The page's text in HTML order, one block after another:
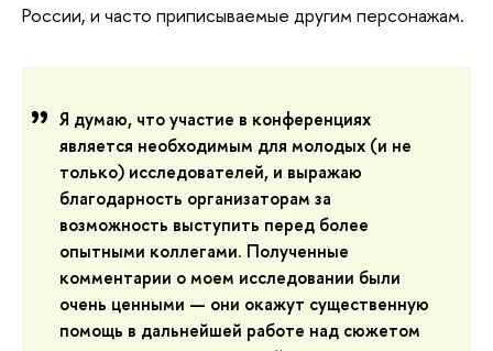
России, и часто приписываемые другим персонажам.
Я думаю, что участие в конференциях
является необходимым для молодых (и не
только) исследователей, и выражаю
благодарность организаторам за
возможность выступить перед более
опытными коллегами. Полученные
комментарии о моем исследовании были
очень ценными — они окажут существенную
помощь в дальнейшей работе над сюжетом